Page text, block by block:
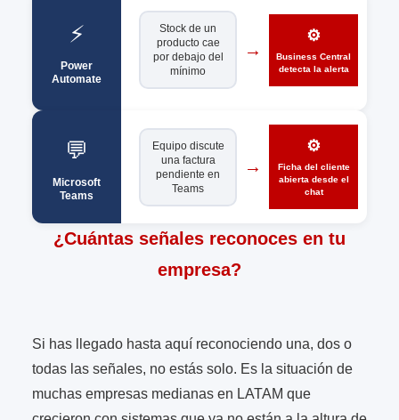
⚡
Power
Automate
Stock de un
producto cae
por debajo del
mínimo
→
⚙️
Business Central
detecta la alerta
💬
Microsoft
Teams
Equipo discute
una factura
pendiente en
Teams
→
⚙️
Ficha del cliente
abierta desde el
chat
¿Cuántas señales reconoces en tu
empresa?
Si has llegado hasta aquí reconociendo una, dos o
todas las señales, no estás solo. Es la situación de
muchas empresas medianas en LATAM que